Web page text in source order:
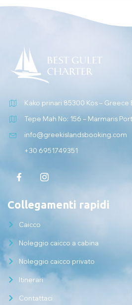
Kako prinari 85300 Kos – Greece
Tepe Mah No: 156 – Marmaris Port
info@greekislandsbooking.com
+30 6951749351
Collegamenti rapidi
Caicco
Noleggio caicco a cabina
Noleggio caicco privato
Itinerari
Contattaci